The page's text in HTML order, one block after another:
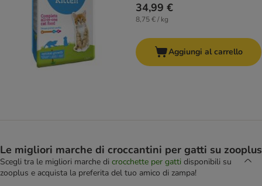
34,99 €
8,75 € / kg
Aggiungi al carrello
Le migliori marche di croccantini per gatti su zooplus
Scegli tra le migliori marche di crocchette per gatti disponibili su
zooplus e acquista la preferita del tuo amico di zampa!